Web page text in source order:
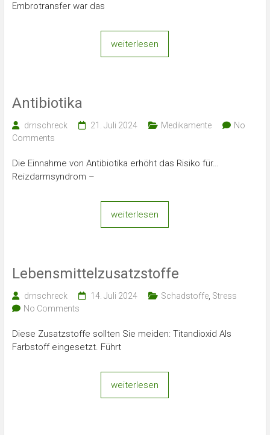
Embrotransfer war das
weiterlesen
Antibiotika
drnschreck 21. Juli 2024 Medikamente
No
Comments
Die Einnahme von Antibiotika erhöht das Risiko für…
Reizdarmsyndrom –
weiterlesen
Lebensmittelzusatzstoffe
drnschreck 14. Juli 2024 Schadstoffe, Stress
No Comments
Diese Zusatzstoffe sollten Sie meiden: Titandioxid Als
Farbstoff eingesetzt. Führt
weiterlesen